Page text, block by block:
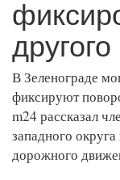
В Зеленограде
фиксируют
m24 рассказал
западного
дорожного